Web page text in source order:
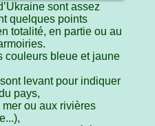
sont assez
quelques points
totalité, en partie ou au
couleurs bleue et jaune
levant pour indiquer
pays,
ou aux rivières